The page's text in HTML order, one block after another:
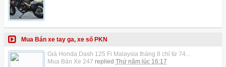
Mua Bán xe tay ga, xe số PKN
Giá Honda Dash 125 Fi Malaysia tháng 8 chỉ từ 74...
Mua Bán Xe 247 replied Thứ năm lúc 16:17